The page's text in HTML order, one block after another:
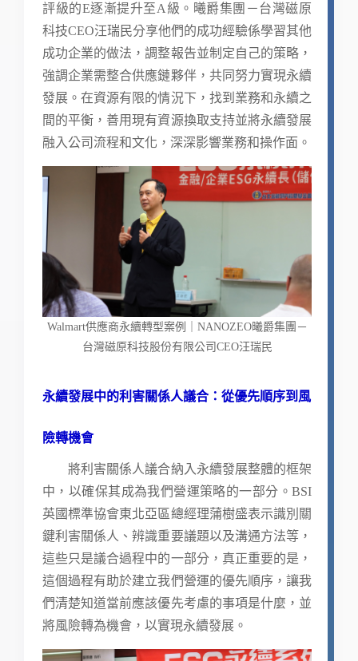
評級的E逐漸提升至A級。曦爵集團－台灣磁原
科技CEO汪瑞民分享他們的成功經驗係學習其他
成功企業的做法，調整報告並制定自己的策略，
強調企業需整合供應鏈夥伴，共同努力實現永續
發展。在資源有限的情況下，找到業務和永續之
間的平衡，善用現有資源換取支持並將永續發展
融入公司流程和文化，深深影響業務和操作面。
Walmart供應商永續轉型案例｜NANOZEO曦爵集團－
台灣磁原科技股份有限公司CEO汪瑞民
永續發展中的利害關係人議合：從優先順序到風
險轉機會
將利害關係人議合納入永續發展整體的框架
中，以確保其成為我們營運策略的一部分。BSI
英國標準協會東北亞區總經理蒲樹盛表示識別關
鍵利害關係人、辨識重要議題以及溝通方法等，
這些只是議合過程中的一部分，真正重要的是，
這個過程有助於建立我們營運的優先順序，讓我
們清楚知道當前應該優先考慮的事項是什麼，並
將風險轉為機會，以實現永續發展。